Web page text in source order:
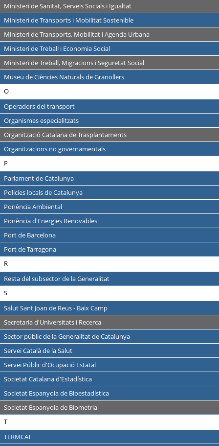
Ministeri de Sanitat, Serveis Socials i Igualtat
Ministeri de Transports i Mobilitat Sostenible
Ministeri de Transports, Mobilitat i Agenda Urbana
Ministeri de Treball i Economia Social
Ministeri de Treball, Migracions i Seguretat Social
Museu de Ciències Naturals de Granollers
O
Operadors del transport
Organismes especialitzats
Organització Catalana de Trasplantaments
Organitzacions no governamentals
P
Parlament de Catalunya
Policies locals de Catalunya
Ponència Ambiental
Ponència d'Energies Renovables
Port de Barcelona
Port de Tarragona
R
Resta del subsector de la Generalitat
S
Salut Sant Joan de Reus - Baix Camp
Secretaria d'Universitats i Recerca
Sector públic de la Generalitat de Catalunya
Servei Català de la Salut
Servei Públic d'Ocupació Estatal
Societat Catalana d'Estadística
Societat Espanyola de Bioestadística
Societat Espanyola de Biometria
T
TERMCAT